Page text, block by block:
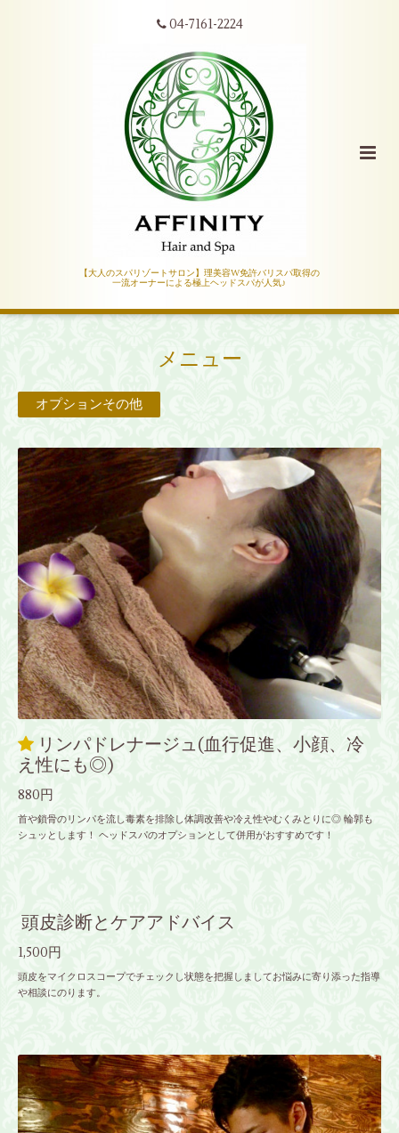
04-7161-2224
【大人のスパリゾートサロン】理美容W免許バリスパ取得の
一流オーナーによる極上ヘッドスパが人気♪
メニュー
オプションその他
リンパドレナージュ(血行促進、小顔、冷
え性にも◎)
880円
首や鎖骨のリンパを流し毒素を排除し体調改善や冷え性やむくみとりに◎ 輪郭も
シュッとします！ ヘッドスパのオプションとして併用がおすすめです！
頭皮診断とケアアドバイス
1,500円
頭皮をマイクロスコープでチェックし状態を把握しましてお悩みに寄り添った指導
や相談にのります。